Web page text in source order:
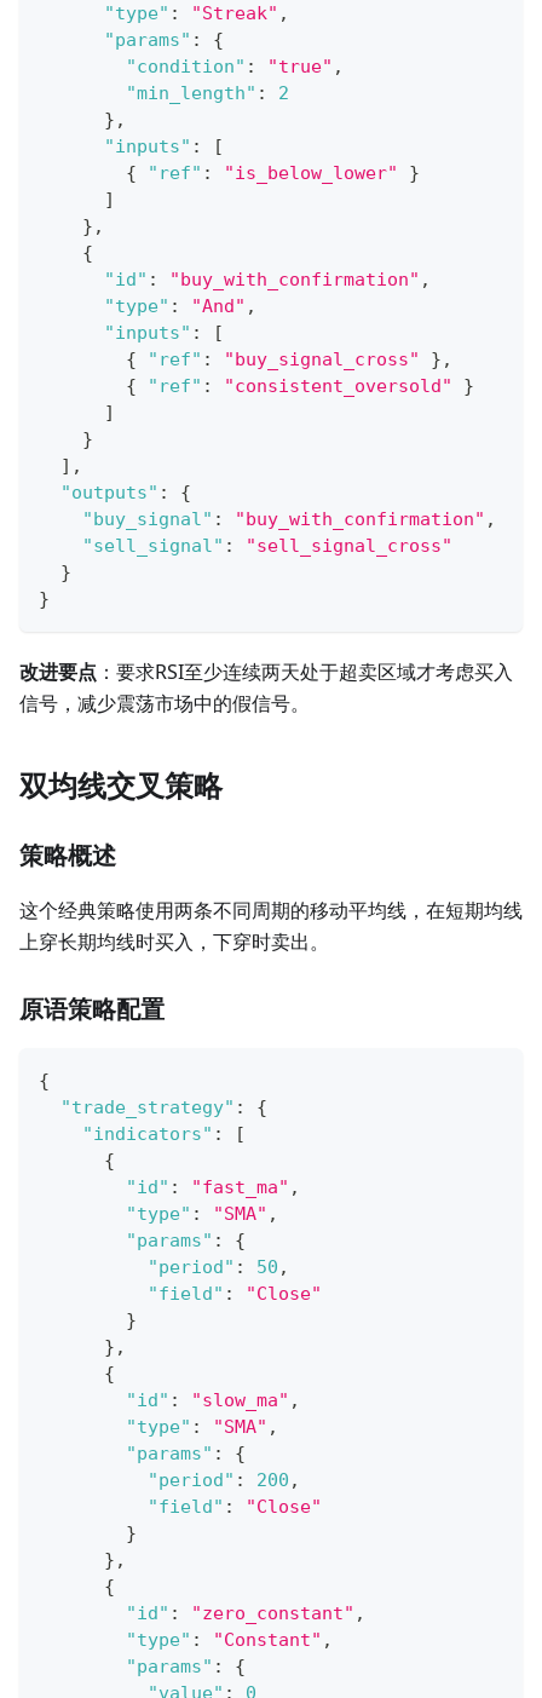
"type" : "Streak" ,
"params" :
{
"condition" : "true" ,
"min_length" :
2
} ,
"inputs" :
[
{
"ref" : "is_below_lower"
}
]
} ,
{
"id" : "buy_with_confirmation" ,
"type" : "And" ,
"inputs" :
[
{
"ref" : "buy_signal_cross" } ,
{
"ref" : "consistent_oversold"
}
]
}
] ,
"outputs" :
{
"buy_signal" : "buy_with_confirmation" ,
"sell_signal" :
"sell_signal_cross"
}
}
改进要点 ：要求RSI至少连续两天处于超卖区域才考虑买入
信号，减少震荡市场中的假信号。
双均线交叉策略
策略概述
这个经典策略使用两条不同周期的移动平均线，在短期均线
上穿长期均线时买入，下穿时卖出。
原语策略配置
{
"trade_strategy" :
{
"indicators" :
[
{
"id" : "fast_ma" ,
"type" : "SMA" ,
"params" :
{
"period" : 50 ,
"field" :
"Close"
}
} ,
{
"id" : "slow_ma" ,
"type" : "SMA" ,
"params" :
{
"period" : 200 ,
"field" :
"Close"
}
} ,
{
"id" : "zero_constant" ,
"type" : "Constant" ,
"params" :
{
"value" : 0